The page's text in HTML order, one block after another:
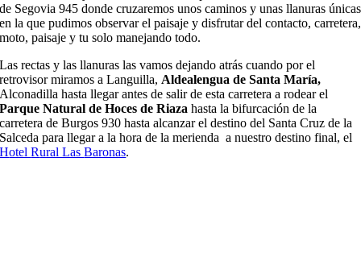
de Segovia 945 donde cruzaremos unos caminos y unas llanurasúnicas
en la que pudimos observar el paisaje y disfrutar del contacto, carretera,
moto, paisaje y tu solo manejando todo.
Las rectas y las llanuras las vamos dejando atrás cuando por el
retrovisor miramos aLanguilla, Aldealengua de Santa María,
Alconadilla hasta llegar antes de salir de esta carretera a rodear el
Parque Natural de Hoces de Riaza hasta la bifurcación de la
carretera de Burgos 930hastaalcanzar el destino del Santa Cruz de la
Salceda para llegar a la hora de la merienda a nuestro destino final, el
HotelRural LasBaronas.